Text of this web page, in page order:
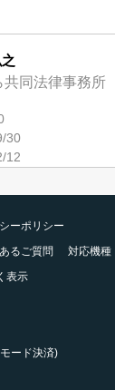
共同法律事務
30
12
ーポリシー
るご質問
対応機種
表示
ード決済)